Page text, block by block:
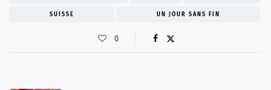
SUISSE UN JOUR SANS FIN
0